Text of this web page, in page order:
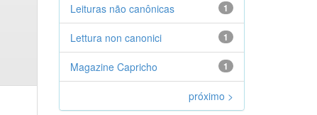
1
Leituras não canônicas
1
Lettura non canonici
1
Magazine Capricho
próximo >